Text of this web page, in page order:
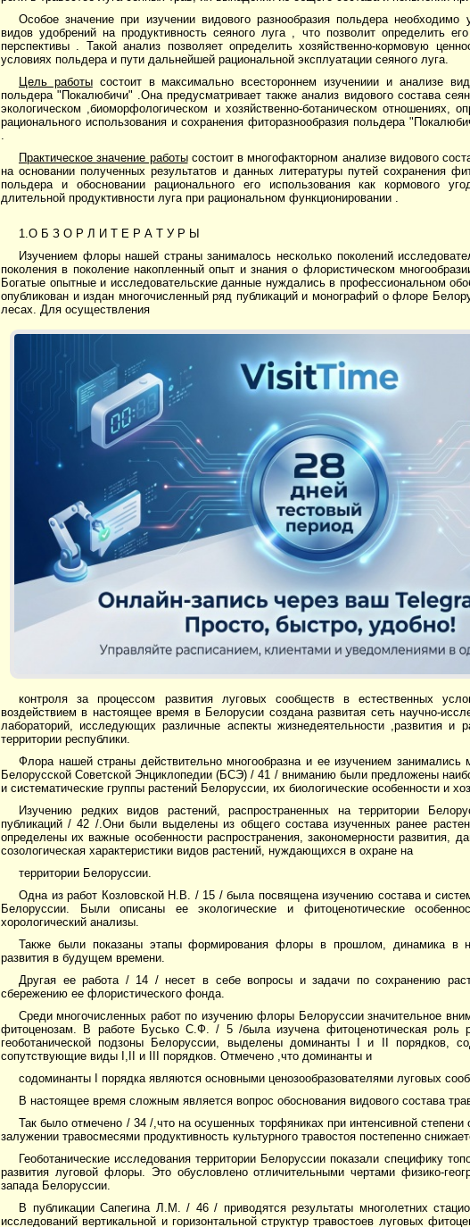
Особое значение при изучении видового разнообразия польдера необходимо
видов удобрений на продуктивность сеяного луга , что позволит определить
перспективы . Такой анализ позволяет определить хозяйственно-кормовую
условиях польдера и пути дальнейшей рациональной эксплуатации сеяного луга.
Цель работысостоит в максимально всестороннем изучениии и анализе
польдера "Покалюбичи" .Она предусматривает также анализ видового состава
экологическом ,биоморфологическом и хозяйственно-ботаническом отношениях,
рационального использования и сохранения фиторазнообразия польдера
Практическое значение работысостоит в многофакторном анализе видового
на основании полученных результатов и данных литературы путей сохранения
польдера и обосновании рационального его использования как кормового
длительной продуктивности луга при рациональном функционировании .
1.О Б З О Р Л И Т Е Р А Т У Р Ы
Изучением флоры нашей страны занималось несколько поколений
поколения в поколение накопленный опыт и знания о флористическом
Богатые опытные и исследовательские данные нуждались в профессиональном
опубликован и издан многочисленный ряд публикаций и монографий о флоре
лесах. Для осуществления
контроля за процессом развития луговых сообществ в естественных
воздействием в настоящее время в Белорусии создана развитая сеть научно-
лабораторий, исследующих различные аспекты жизнедеятельности ,развития и
территории республики.
Флора нашей страны действительно многообразна и ее изучением занимались
Белорусской Советской Энциклопедии (БСЭ) / 41 / вниманию были предложены
и систематические группы растений Белоруссии, их биологические особенности и
Изучению редких видов растений, распространенных на территории
публикаций / 42 /.Они были выделены из общего состава изученных ранее
определены их важные особенности распространения, закономерности развития,
созологическая характеристики видов растений, нуждающихся в охране на
территории Белоруссии.
Одна из работ Козловской Н.В. / 15 / была посвящена изучению состава и
Белоруссии. Были описаны ее экологические и фитоценотические
хорологический анализы.
Также были показаны этапы формирования флоры в прошлом, динамика в
развития в будущем времени.
Другая ее работа / 14 / несет в себе вопросы и задачи по сохранению
сбережению ее флористического фонда.
Среди многочисленных работ по изучению флоры Белоруссии значительное
фитоценозам. В работе Бусько С.Ф. / 5 /была изучена фитоценотическая роль
геоботанической подзоны Белоруссии, выделены доминанты I и II порядков,
сопутствующие виды I,II и III порядков. Отмечено ,что доминанты и
содоминанты I порядка являются основными ценозообразователями луговых
В настоящее время сложным является вопрос обоснования видового состава
Так было отмечено / 34 /,что на осушенных торфяниках при интенсивной
залужении травосмесями продуктивность культурного травостоя постепенно
Геоботанические исследования территории Белоруссии показали специфику
развития луговой флоры. Это обусловлено отличительными чертами физико-
запада Белоруссии.
В публикации Сапегина Л.М. / 46 / приводятся результаты многолетних
исследований вертикальной и горизонтальной структур травостоев луговых